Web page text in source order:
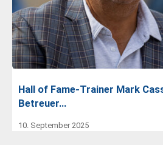
Hall of Fame-Trainer Mark
Betreuer…
10. September 2025